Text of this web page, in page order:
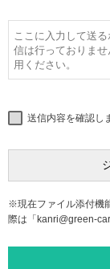
送信内容を確認し
※現在ファイル添付機
際は「kanri@green-